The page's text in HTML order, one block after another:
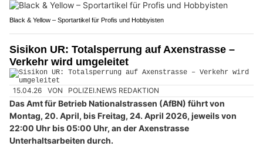
Black & Yellow – Sportartikel für Profis und Hobbyisten
Sisikon UR: Totalsperrung auf Axenstrasse –
Verkehr wird umgeleitet
15.04.26 VON POLIZEI.NEWS REDAKTION
Das Amt für Betrieb Nationalstrassen (AfBN) führt von
Montag, 20. April, bis Freitag, 24. April 2026, jeweils von
22:00 Uhr bis 05:00 Uhr, an der Axenstrasse
Unterhaltsarbeiten durch.